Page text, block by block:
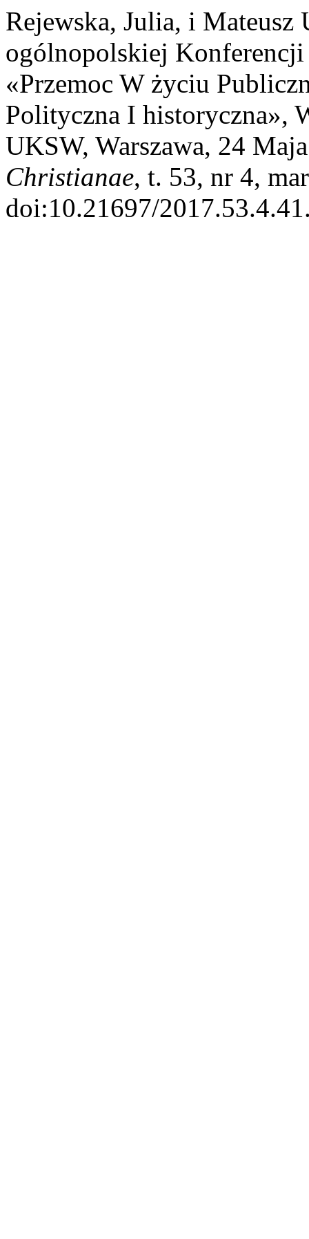
Rejewska, Julia, i Mateusz
ogólnopolskiej
«Przemoc W życiu
Polityczna I historyczna»,
UKSW, Warszawa, 24
Christianae, t. 53, nr 4,
doi:10.21697/